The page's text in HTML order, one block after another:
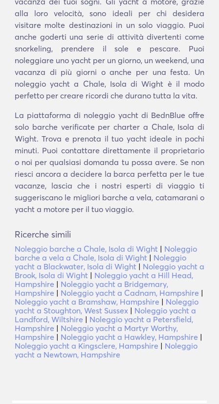
alla loro velocità, sono ideali per chi desidera
visitare molte destinazioni in un solo viaggio. Puoi
anche goderti una serie di attività divertenti come
snorkeling, prendere il sole e pescare. Puoi
noleggiare uno yacht per un giorno, un weekend, una
vacanza di più giorni o anche per una festa. Un
noleggio yacht a Chale, Isola di Wight è il modo
perfetto per creare ricordi che durano tutta la vita.
La piattaforma di noleggio yacht di BednBlue offre
solo barche verificate per charter a Chale, Isola di
Wight. Trova e prenota il tuo yacht ideale in pochi
minuti. Puoi contattare direttamente il proprietario
o noi per qualsiasi domanda tu possa avere. Se non
riesci ancora a decidere la barca perfetta per le tue
vacanze, lascia che i nostri esperti di viaggio ti
suggeriscano le migliori barche a vela, catamarani o
yacht a motore per il tuo viaggio.
Ricerche simili
Noleggio barche a Chale, Isola di Wight | Noleggio
barche a vela a Chale, Isola di Wight | Noleggio
yacht a Blackwater, Isola di Wight | Noleggio yacht a
Brook, Isola di Wight | Noleggio yacht a Hill Head,
Hampshire | Noleggio yacht a Bridgemary,
Hampshire | Noleggio yacht a Cadnam, Hampshire |
Noleggio yacht a Bramshaw, Hampshire | Noleggio
yacht a Stoughton, West Sussex | Noleggio yacht a
Landford, Wiltshire | Noleggio yacht a Petersfield,
Hampshire | Noleggio yacht a Martyr Worthy,
Hampshire | Noleggio yacht a Hawkley, Hampshire |
Noleggio yacht a Kingsclere, Hampshire | Noleggio
yacht a Newtown, Hampshire